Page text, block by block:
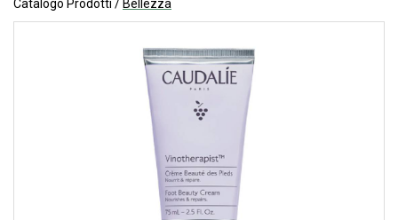
Catalogo Prodotti / Bellezza